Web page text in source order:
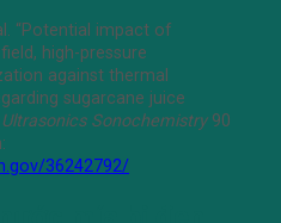
“Potential impact of
high-pressure
against thermal
sugarcane juice
Ultrasonics Sonochemistry90
36242792/